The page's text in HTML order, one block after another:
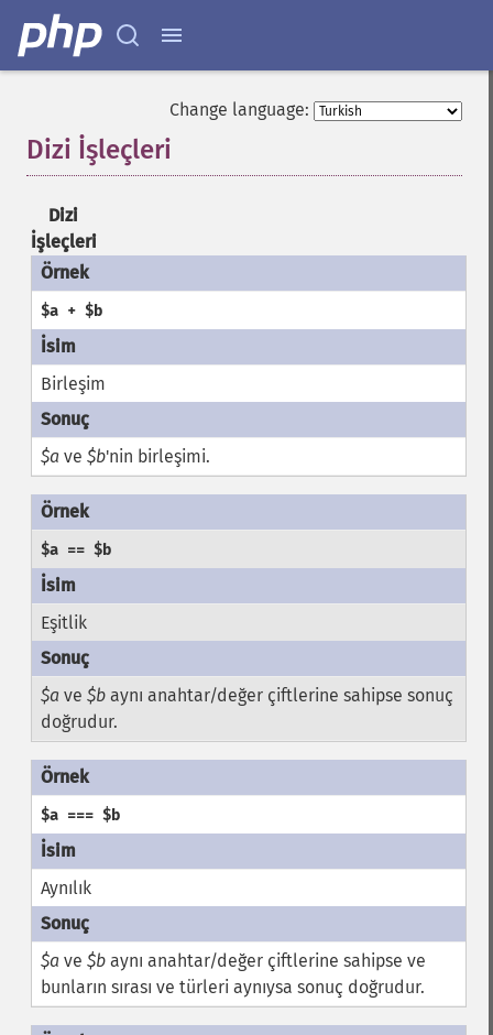
Change language:
Dizi İşleçleri
Dizi
İşleçleri
$a + $b
Birleşim
$a ve $b'nin birleşimi.
$a == $b
Eşitlik
$a ve $baynı anahtar/değer çiftlerine sahipse sonuç
doğrudur.
$a === $b
Aynılık
$a ve $baynı anahtar/değer çiftlerine sahipse ve
bunların sırası ve türleri aynıysa sonuç doğrudur.